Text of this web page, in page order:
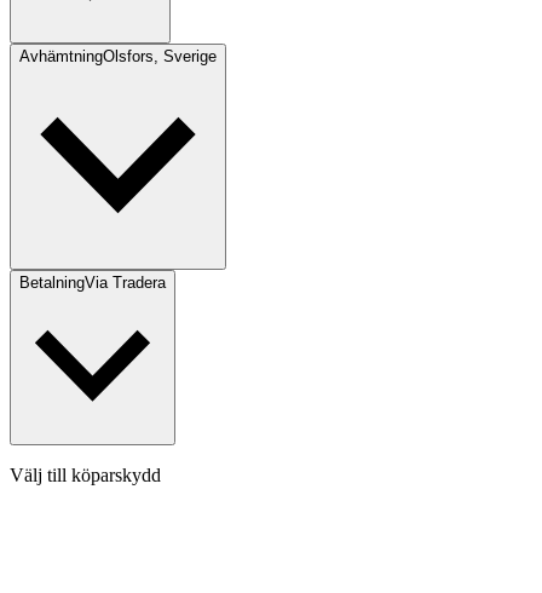
AvhämtningOlsfors, Sverige
BetalningVia Tradera
Välj till köparskydd